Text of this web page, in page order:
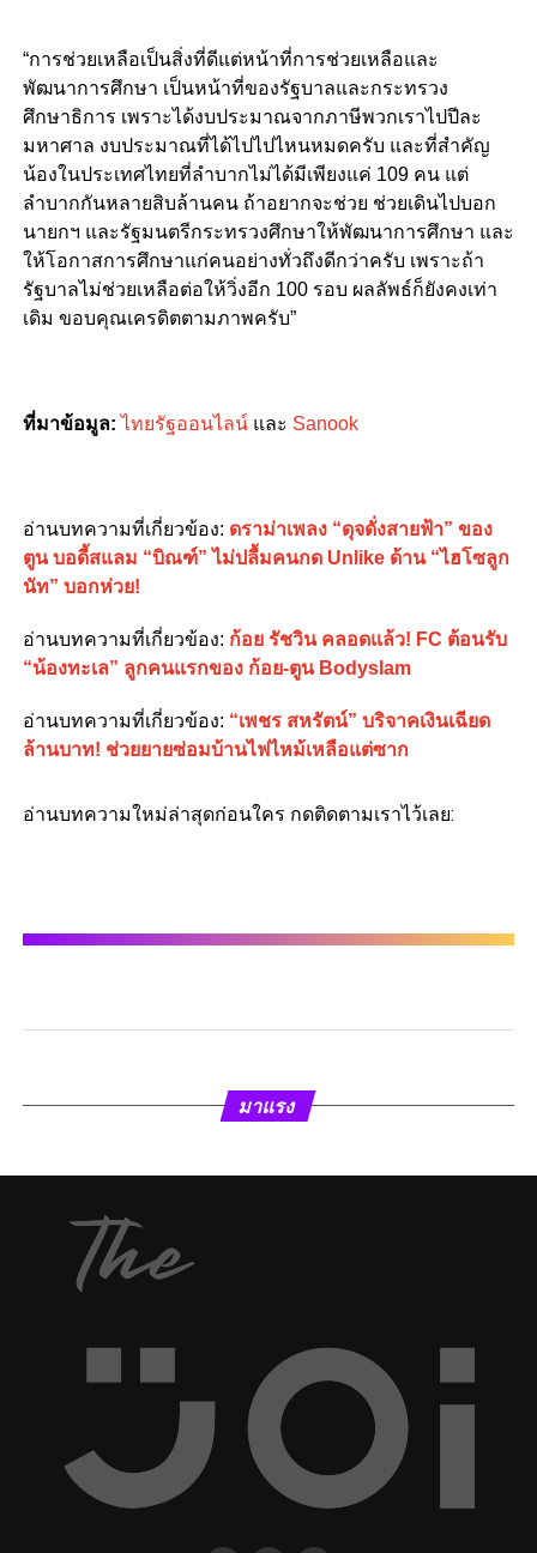
“การช่วยเหลือเป็นสิ่งที่ดีแต่หน้าที่การช่วยเหลือและ
พัฒนาการศึกษา เป็นหน้าที่ของรัฐบาลและกระทรวง
ศึกษาธิการ เพราะได้งบประมาณจากภาษีพวกเราไปปีละ
มหาศาล งบประมาณที่ได้ไปไปไหนหมดครับ และที่สำคัญ
น้องในประเทศไทยที่ลำบากไม่ได้มีเพียงแค่ 109 คน แต่
ลำบากกันหลายสิบล้านคน ถ้าอยากจะช่วย ช่วยเดินไปบอก
นายกฯ และรัฐมนตรีกระทรวงศึกษาให้พัฒนาการศึกษา และ
ให้โอกาสการศึกษาแก่คนอย่างทั่วถึงดีกว่าครับ เพราะถ้า
รัฐบาลไม่ช่วยเหลือต่อให้วิ่งอีก 100 รอบ ผลลัพธ์ก็ยังคงเท่า
เดิม ขอบคุณเครดิตตามภาพครับ”
ที่มาข้อมูล: ไทยรัฐออนไลน์และ Sanook
อ่านบทความที่เกี่ยวข้อง: ดราม่าเพลง “ดุจดั่งสายฟ้า” ของ
ตูน บอดี้สแลม “บิณฑ์” ไม่ปลื้มคนกด Unlike ด้าน “ไฮโซลูก
นัท” บอกห่วย!
อ่านบทความที่เกี่ยวข้อง: ก้อย รัชวิน คลอดแล้ว! FC ต้อนรับ
“น้องทะเล” ลูกคนแรกของ ก้อย-ตูน Bodyslam
อ่านบทความที่เกี่ยวข้อง: “เพชร สหรัตน์” บริจาคเงินเฉียด
ล้านบาท! ช่วยยายซ่อมบ้านไฟไหม้เหลือแต่ซาก
อ่านบทความใหม่ล่าสุดก่อนใคร กดติดตามเราไว้เลย:
มาแรง